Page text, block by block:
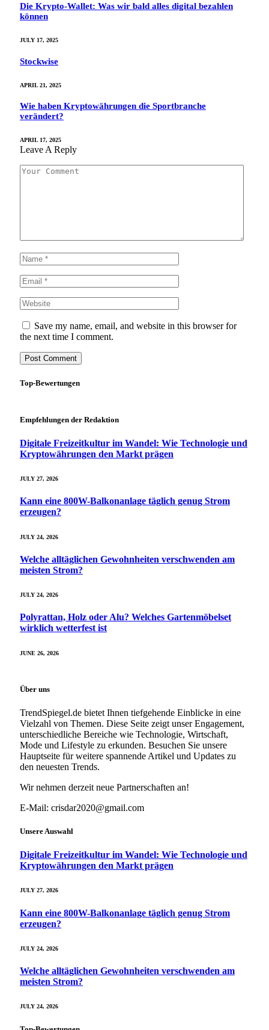
Die Krypto-Wallet: Was wir bald alles digital bezahlen
können
JULY 17, 2025
Stockwise
APRIL 21, 2025
Wie haben Kryptowährungen die Sportbranche
verändert?
APRIL 17, 2025
Leave A Reply
Save my name, email, and website in this browser for
the next time I comment.
Top-Bewertungen
Empfehlungen der Redaktion
Digitale Freizeitkultur im Wandel: Wie Technologie und
Kryptowährungen den Markt prägen
JULY 27, 2026
Kann eine 800W-Balkonanlage täglich genug Strom
erzeugen?
JULY 24, 2026
Welche alltäglichen Gewohnheiten verschwenden am
meisten Strom?
JULY 24, 2026
Polyrattan, Holz oder Alu? Welches Gartenmöbelset
wirklich wetterfest ist
JUNE 26, 2026
Über uns
TrendSpiegel.de bietet Ihnen tiefgehende Einblicke in eine
Vielzahl von Themen. Diese Seite zeigt unser Engagement,
unterschiedliche Bereiche wie Technologie, Wirtschaft,
Mode und Lifestyle zu erkunden. Besuchen Sie unsere
Hauptseite für weitere spannende Artikel und Updates zu
den neuesten Trends.
Wir nehmen derzeit neue Partnerschaften an!
E-Mail: crisdar2020@gmail.com
Unsere Auswahl
Digitale Freizeitkultur im Wandel: Wie Technologie und
Kryptowährungen den Markt prägen
JULY 27, 2026
Kann eine 800W-Balkonanlage täglich genug Strom
erzeugen?
JULY 24, 2026
Welche alltäglichen Gewohnheiten verschwenden am
meisten Strom?
JULY 24, 2026